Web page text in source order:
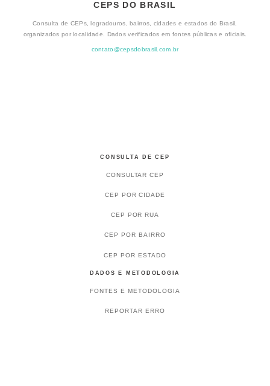
CEPS DO BRASIL
Consulta de CEPs, logradouros, bairros, cidades e estados do Brasil,
organizados por localidade. Dados verificados em fontes públicas e oficiais.
contato@cepsdobrasil.com.br
CONSULTA DE CEP
CONSULTAR CEP
CEP POR CIDADE
CEP POR RUA
CEP POR BAIRRO
CEP POR ESTADO
DADOS E METODOLOGIA
FONTES E METODOLOGIA
REPORTAR ERRO